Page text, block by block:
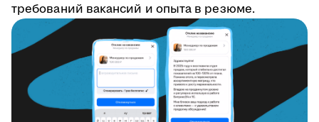
требований вакансий и опыта в резюме.